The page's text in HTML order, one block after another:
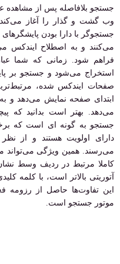
جستجو بلافاصله پس از
وب گشت و گذار را آغاز
جستجوگر با دارا بودن
می‌کنند و به اصطلاح ایندکس
فراهم شود. زمانی که شما
استخراج می‌شود و جستجو بر
صفحات ایندکس شده،
ابتدای صفحه نمایش می‌دهد و
می‌دهد. بهتر است بدانید که
جستجو به گونه ای است که
دارای اولویت هستند و از نظر
می‌رسند. همین ویژگی می‌تواند
کاملا مرتبط در ردیف وسط
آتوریتی بالاتر است، با کلمه‌
این تفاوت‌ها حاصل از رزومه
موتور جستجو است.